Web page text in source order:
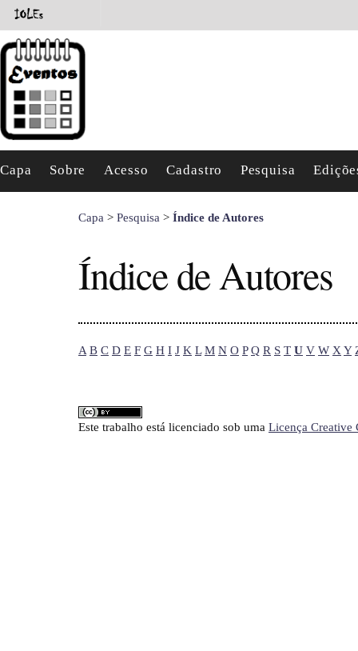
Capa Sobre Acesso Cadastro Pesquisa
Capa > Pesquisa > Índice de Autores
Índice de Autores
A B C D E F G H I J K L M N O P Q R S T U V W XY
Este trabalho está licenciado sob uma Licença